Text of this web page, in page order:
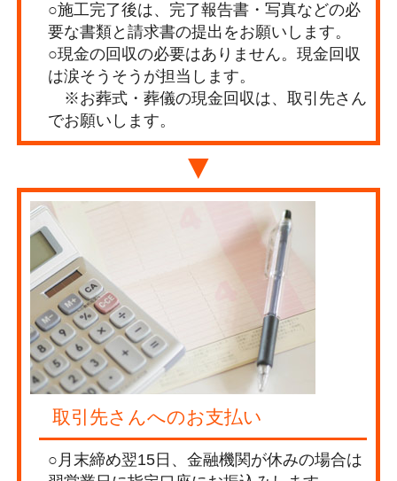
○施工完了後は、完了報告書・写真などの必
要な書類と請求書の提出をお願いします。
○現金の回収の必要はありません。現金回収
は涙そうそうが担当します。
※お葬式・葬儀の現金回収は、取引先さん
でお願いします。
▼
取引先さんへのお支払い
○月末締め翌15日、金融機関が休みの場合は